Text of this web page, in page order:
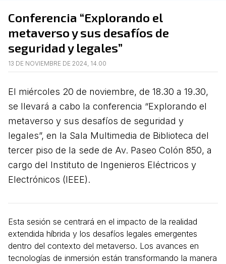
Conferencia “Explorando el
metaverso y sus desafíos de
seguridad y legales”
13 DE NOVIEMBRE DE 2024, 14.00
El miércoles 20 de noviembre, de 18.30 a 19.30,
se llevará a cabo la conferencia “Explorando el
metaverso y sus desafíos de seguridad y
legales”, en la Sala Multimedia de Biblioteca del
tercer piso de la sede de Av. Paseo Colón 850, a
cargo del Instituto de Ingenieros Eléctricos y
Electrónicos (IEEE).
Esta sesión se centrará en el impacto de la realidad
extendida híbrida y los desafíos legales emergentes
dentro del contexto del metaverso. Los avances en
tecnologías de inmersión están transformando la manera